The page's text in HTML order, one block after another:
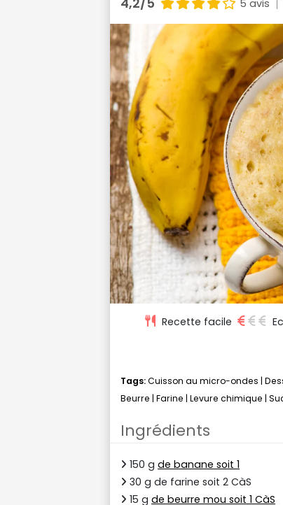
5 avis
Recette facile
Tags:Cuisson au micro-ondes |
Beurre | Farine | Levure chimique |
Ingrédients
150 g de banane soit 1
30 g de farine soit 2 CàS
15 g de beurre mou soit 1 CàS